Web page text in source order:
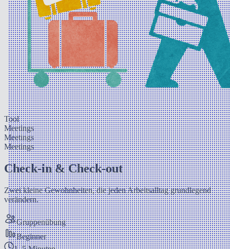
Tool
Meetings
Meetings
Meetings
Check-in & Check-out
Zwei kleine Gewohnheiten, die jeden Arbeitsalltag grundlegend
verändern.
Gruppenübung
Beginner